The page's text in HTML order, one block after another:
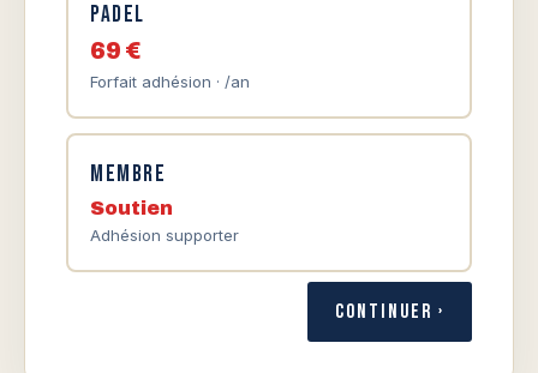
Padel
69 €
Forfait adhésion · /an
Membre
Soutien
Adhésion supporter
Continuer ›